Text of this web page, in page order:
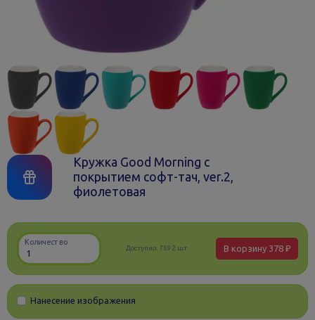
Кружка Good Morning с
покрытием софт-тач, ver.2,
фиолетовая
Количество
Доступно: 7692 шт. В корзину 378 ₽
Нанесение изображения